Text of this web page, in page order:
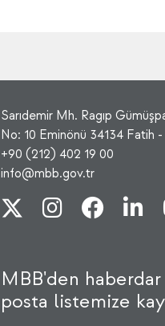
Sarıdemir Mh. Ragıp
No: 10 Eminönü 34134 Fatih
+90 (212) 402 19 00
info@mbb.gov.tr
MBB'den
posta listemize